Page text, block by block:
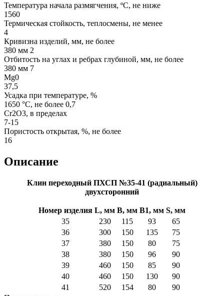
Температура начала размягчения, ºС, не ниже
1560
Термическая стойкость, теплосмены, не менее
4
Кривизна изделий, мм, не более
380 мм 2
Отбитость на углах и ребрах глубиной, мм, не более
380 мм 7
Mg0
37,5
Усадка при температуре, %
1650 °С, не более 0,7
Cr2O3, в пределах
7-15
Пористость открытая, %, не более
16
Описание
Клин переходный ПХСП №35-41 (радиальный)
двухсторонний
Номер изделия L, мм B, мм B1, мм S, мм
35
230 115 93
65
36
300 150 135
75
37
380 150 80
75
38
380 150 96
90
39
460 150 85
90
40
460 150 130
90
41
520 154 80
90